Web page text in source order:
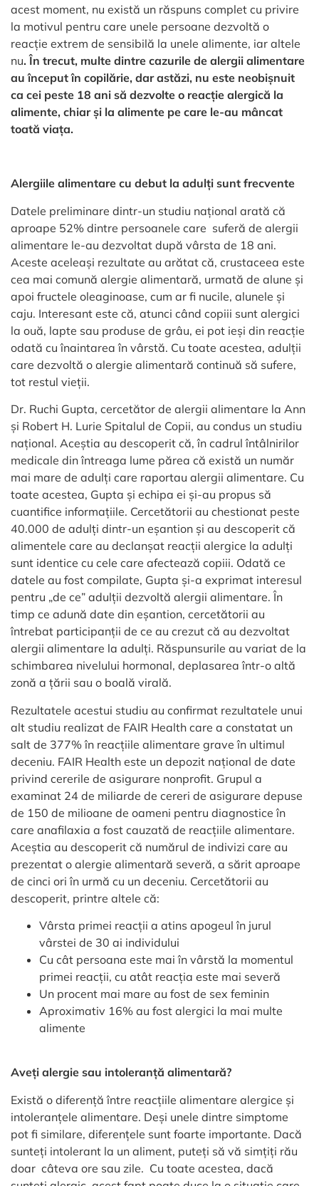
acest moment, nu există un răspuns complet cu privire
la motivul pentru care unele persoane dezvoltă o
reacție extrem de sensibilă la unele alimente, iar altele
nu. În trecut, multe dintre cazurile de alergii alimentare
au început în copilărie, dar astăzi, nu este neobișnuit
ca cei peste 18 ani să dezvolte o reacție alergică la
alimente, chiar și la alimente pe care le-au mâncat
toată viața.
Alergiile alimentare cu debut la adulți sunt frecvente
Datele preliminare dintr-un studiu național arată că
aproape 52% dintre persoanele care suferă de alergii
alimentare le-au dezvoltat după vârsta de 18 ani.
Aceste aceleași rezultate au arătat că, crustaceea este
cea mai comună alergie alimentară, urmată de alune și
apoi fructele oleaginoase, cum ar fi nucile, alunele și
caju. Interesant este că, atunci când copiii sunt alergici
la ouă, lapte sau produse de grâu, ei pot ieși din reacție
odată cu înaintarea în vârstă. Cu toate acestea, adulții
care dezvoltă o alergie alimentară continuă să sufere,
tot restul vieții.
Dr. Ruchi Gupta, cercetător de alergii alimentare la Ann
și Robert H. Lurie Spitalul de Copii, au condus un studiu
național. Aceștia au descoperit că, în cadrul întâlnirilor
medicale din întreaga lume părea că există un număr
mai mare de adulți care raportau alergii alimentare. Cu
toate acestea, Gupta și echipa ei și-au propus să
cuantifice informațiile. Cercetătorii au chestionat peste
40.000 de adulți dintr-un eșantion și au descoperit că
alimentele care au declanșat reacții alergice la adulți
sunt identice cu cele care afectează copiii. Odată ce
datele au fost compilate, Gupta și-a exprimat interesul
pentru „de ce” adulții dezvoltă alergii alimentare. În
timp ce adună date din eșantion, cercetătorii au
întrebat participanții de ce au crezut că au dezvoltat
alergii alimentare la adulți. Răspunsurile au variat de la
schimbarea nivelului hormonal, deplasarea într-o altă
zonă a țării sau o boală virală.
Rezultatele acestui studiu au confirmat rezultatele unui
alt studiu realizat de FAIR Health care a constatat un
salt de 377% în reacțiile alimentare grave în ultimul
deceniu. FAIR Health este un depozit național de date
privind cererile de asigurare nonprofit. Grupul a
examinat 24 de miliarde de cereri de asigurare depuse
de 150 de milioane de oameni pentru diagnostice în
care anafilaxia a fost cauzată de reacțiile alimentare.
Aceștia au descoperit că numărul de indivizi care au
prezentat o alergie alimentară severă, a sărit aproape
de cinci ori în urmă cu un deceniu. Cercetătorii au
descoperit, printre altele că:
Vârsta primei reacții a atins apogeul în jurul
vârstei de 30 ai individului
Cu cât persoana este mai în vârstă la momentul
primei reacții, cu atât reacția este mai severă
Un procent mai mare au fost de sex feminin
Aproximativ 16% au fost alergici la mai multe
alimente
Aveți alergie sau intoleranță alimentară?
Există o diferență între reacțiile alimentare alergice și
intoleranțele alimentare. Deși unele dintre simptome
pot fi similare, diferențele sunt foarte importante. Dacă
sunteți intolerant la un aliment, puteți să vă simțiți rău
doar câteva ore sau zile. Cu toate acestea, dacă